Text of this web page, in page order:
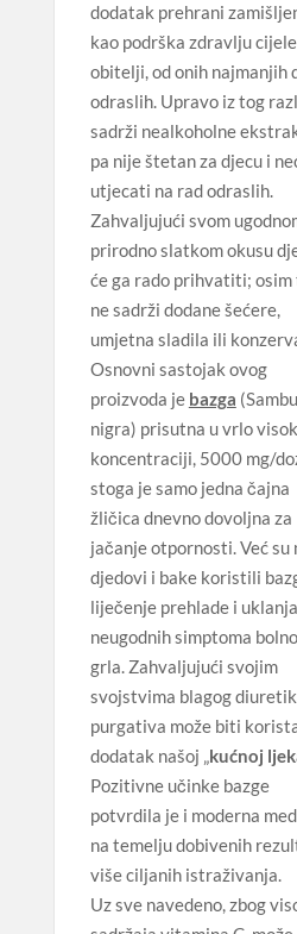
dodatak prehrani
kao podrška zdravlju cijele
obitelji, od onih najmanjih
odraslih. Upravo iz tog
sadrži nealkoholne
pa nije štetan za djecu i
utjecati na rad odraslih.
Zahvaljujući svom
prirodno slatkom okusu
će ga rado prihvatiti; osim
ne sadrži dodane šećere,
umjetna sladila ili
Osnovni sastojak ovog
proizvoda je bazga
nigra) prisutna u vrlo
koncentraciji, 5000 mg/
stoga je samo jedna čajna
žličica dnevno dovoljna za
jačanje otpornosti. Već su
djedovi i bake koristili
liječenje prehlade i
neugodnih simptoma
grla. Zahvaljujući svojim
svojstvima blagog
purgativa može biti
dodatak našoj „kućnoj
Pozitivne učinke bazge
potvrdila je i moderna
na temelju dobivenih
više ciljanih istraživanja.
Uz sve navedeno, zbog